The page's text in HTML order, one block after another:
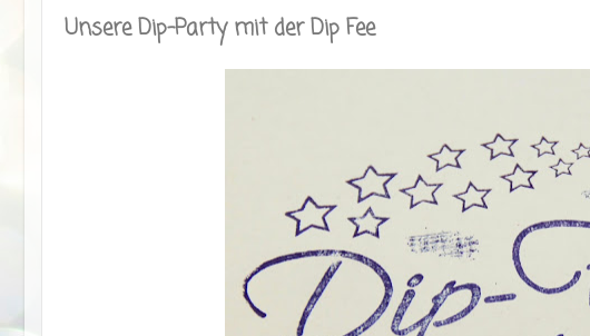
Unsere Dip-Party mit der Dip Fee